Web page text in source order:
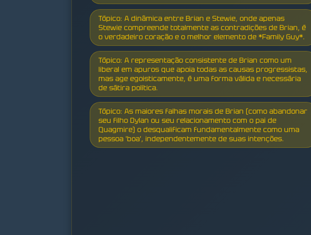
Tópico: A dinâmica entre Brian e Stewie, onde apenas
Stewie compreende totalmente as contradições de Brian, é
o verdadeiro coração e o melhor elemento de *Family Guy*.
Tópico: A representação consistente de Brian como um
liberal em apuros que apoia todas as causas progressistas,
mas age egoisticamente, é uma forma válida e necessária
de sátira política.
Tópico: As maiores falhas morais de Brian (como abandonar
seu filho Dylan ou seu relacionamento com o pai de
Quagmire) o desqualificam fundamentalmente como uma
pessoa 'boa', independentemente de suas intenções.